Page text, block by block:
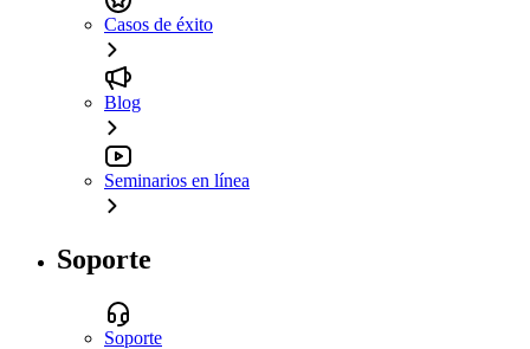
Casos de éxito
Blog
Seminarios en línea
Soporte
Soporte